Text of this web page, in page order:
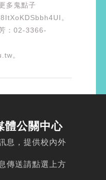
多鬼點子
。
：02-3366-
。
體公關中心
息，提供校內外
傳送請點選上方